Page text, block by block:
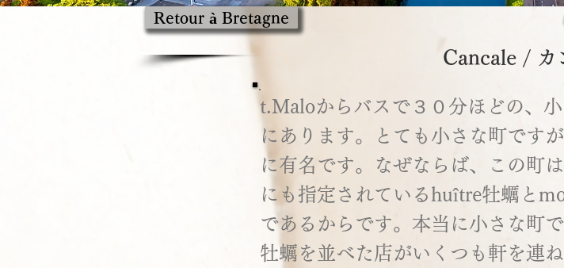
Retour à Bretagne
Cancale / カ
t.Maloからバスで３０分ほどの、
にあります。とても小さな町です
に有名です。なぜならば、この町
にも指定されているhuître牡蠣と
であるからです。本当に小さな町
牡蠣を並べた店がいくつも軒を連